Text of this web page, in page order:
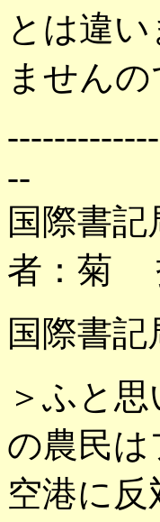
とは違
ませんの
--
国際書
者：菊
国際書
＞ふと
の農民
空港に